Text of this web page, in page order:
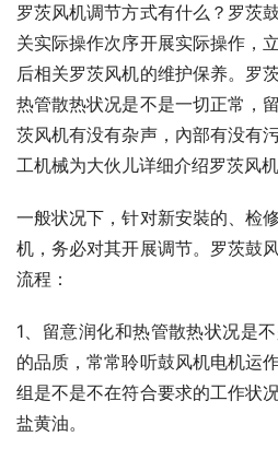
罗茨风机调节方式有什么？罗茨
关实际操作次序开展实际操作，
后相关罗茨风机的维护保养。罗
热管散热状况是不是一切正常，
茨风机有没有杂声，內部有没有
工机械为大伙儿详细介绍罗茨风
一般状况下，针对新安裝的、检
机，务必对其开展调节。罗茨鼓
流程：
1、留意润化和热管散热状况是
的品质，常常聆听鼓风机电机运
组是不是不在符合要求的工作状
盐黄油。